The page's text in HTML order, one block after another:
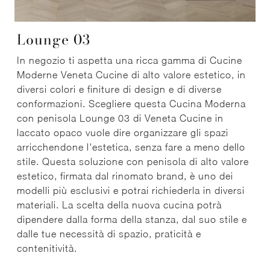
Lounge 03
In negozio ti aspetta una ricca gamma di Cucine
Moderne Veneta Cucine di alto valore estetico, in
diversi colori e finiture di design e di diverse
conformazioni. Scegliere questa Cucina Moderna
con penisola Lounge 03 di Veneta Cucine in
laccato opaco vuole dire organizzare gli spazi
arricchendone l'estetica, senza fare a meno dello
stile. Questa soluzione con penisola di alto valore
estetico, firmata dal rinomato brand, è uno dei
modelli più esclusivi e potrai richiederla in diversi
materiali. La scelta della nuova cucina potrà
dipendere dalla forma della stanza, dal suo stile e
dalle tue necessità di spazio, praticità e
contenitività.